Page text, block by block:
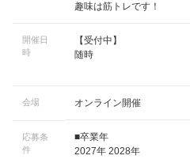
趣味は筋トレです！
開催日
時
【受付中】
随時
会場 オンライン開催
応募条
件
■卒業年
2027年 2028年